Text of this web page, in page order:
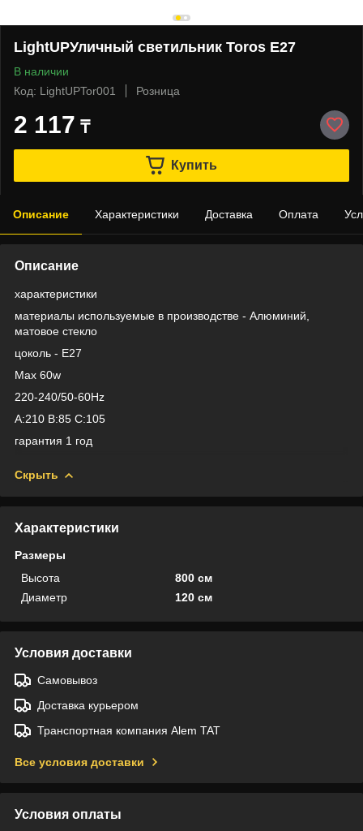
LightUPУличный светильник Toros Е27
В наличии
Код: LightUPTor001
Розница
2 117 ₸
Купить
Описание Характеристики Доставка Оплата
Описание
характеристики
материалы используемые в производстве - Алюминий,
матовое стекло
цоколь - Е27
Max 60w
220-240/50-60Hz
A:210 B:85 C:105
гарантия 1 год
Скрыть
Характеристики
Размеры
Высота
800 см
Диаметр
120 см
Условия доставки
Самовывоз
Доставка курьером
Транспортная компания Alem TAT
Все условия доставки
Условия оплаты